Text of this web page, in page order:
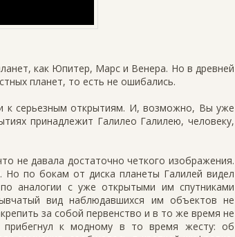
как Юпитер, Марс и Венера. Но в древней
планет, то есть не ошибались.
к серьезным открытиям. И, возможно, Вы уже
принадлежит Галилео Галилею, человеку,
не давала достаточно четкого изображения.
Но по бокам от диска планеты Галилей видел
аналогии с уже открытыми им спутниками
вид наблюдавшихся им объектов не
за собой первенство и в то же время не
прибегнул к модному в то время жесту: об